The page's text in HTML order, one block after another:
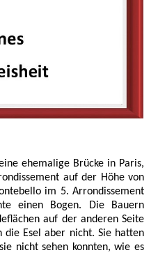
ehemalige Brücke in Paris,
auf der Höhe von
im 5. Arrondissement
einen Bogen. Die Bauern
auf der anderen Seite
die Esel aber nicht. Sie hatten
nicht sehen konnten, wie es